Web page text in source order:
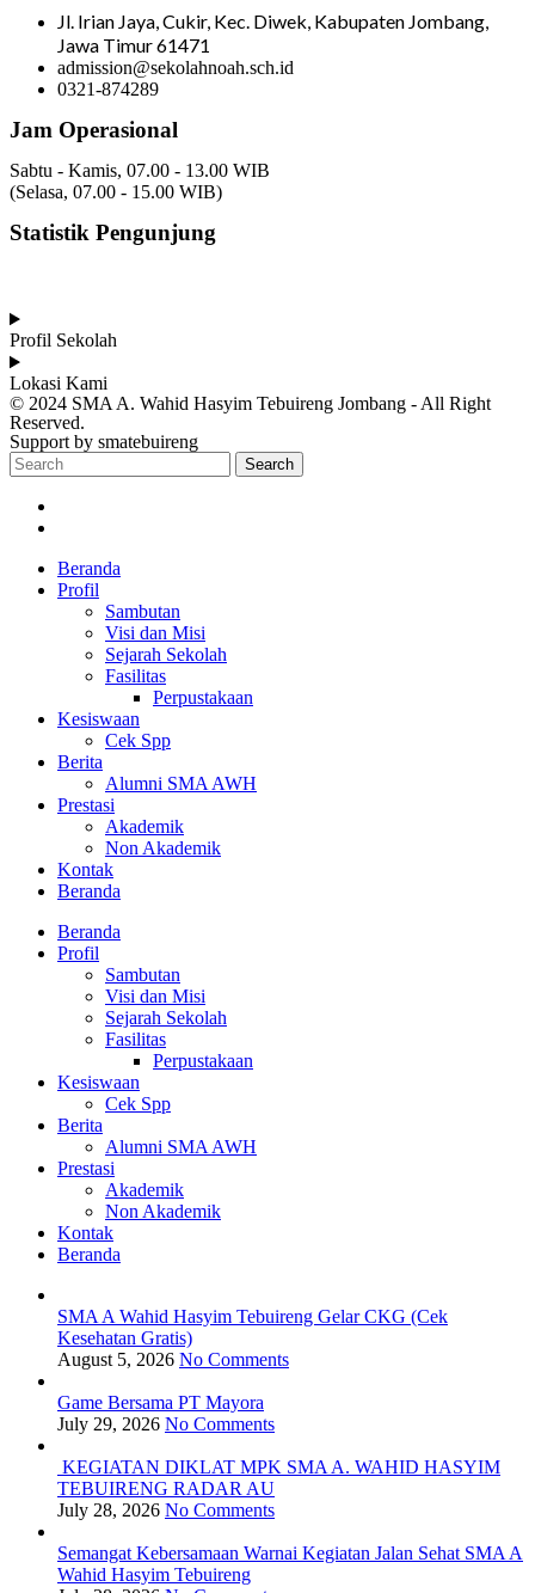
Jl. Irian Jaya, Cukir, Kec. Diwek, Kabupaten Jombang,
Jawa Timur 61471
admission@sekolahnoah.sch.id
0321-874289
Jam Operasional
Sabtu - Kamis, 07.00 - 13.00 WIB
(Selasa, 07.00 - 15.00 WIB)
Statistik Pengunjung
Profil Sekolah
Lokasi Kami
© 2024 SMA A. Wahid Hasyim Tebuireng Jombang - All Right
Reserved.
Support by smatebuireng
Search
Beranda
Profil
Sambutan
Visi dan Misi
Sejarah Sekolah
Fasilitas
Perpustakaan
Kesiswaan
Cek Spp
Berita
Alumni SMA AWH
Prestasi
Akademik
Non Akademik
Kontak
Beranda
Beranda
Profil
Sambutan
Visi dan Misi
Sejarah Sekolah
Fasilitas
Perpustakaan
Kesiswaan
Cek Spp
Berita
Alumni SMA AWH
Prestasi
Akademik
Non Akademik
Kontak
Beranda
SMA A Wahid Hasyim Tebuireng Gelar CKG (Cek
Kesehatan Gratis)
August 5, 2026 No Comments
Game Bersama PT Mayora
July 29, 2026 No Comments
KEGIATAN DIKLAT MPK SMA A. WAHID HASYIM
TEBUIRENG RADAR AU
July 28, 2026 No Comments
Semangat Kebersamaan Warnai Kegiatan Jalan Sehat SMA A
Wahid Hasyim Tebuireng